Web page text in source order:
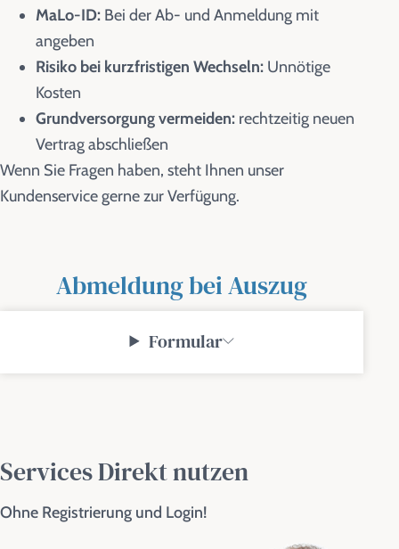
MaLo-ID: Bei der Ab- und Anmeldung mit
angeben
Risiko bei kurzfristigen Wechseln: Unnötige
Kosten
Grundversorgung vermeiden: rechtzeitig neuen
Vertrag abschließen
Wenn Sie Fragen haben, steht Ihnen unser
Kundenservice gerne zur Verfügung.
Abmeldung bei Auszug
Formular
Services Direkt nutzen
Ohne Registrierung und Login!